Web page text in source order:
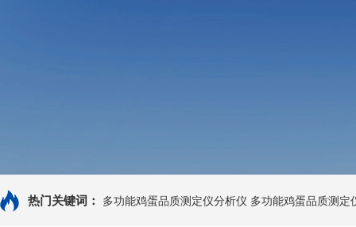
热门关键词： 多功能鸡蛋品质测定仪分析仪 多功能鸡蛋品质测定